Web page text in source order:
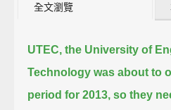
全文瀏覽
UTEC, the University of
Technology was about to
period for 2013, so they